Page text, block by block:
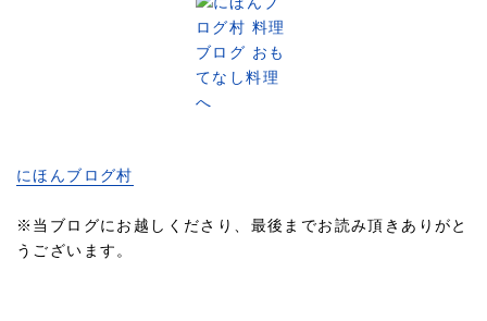
にほんブログ村
※当ブログにお越しくださり、最後までお読み頂きありがと
うございます。